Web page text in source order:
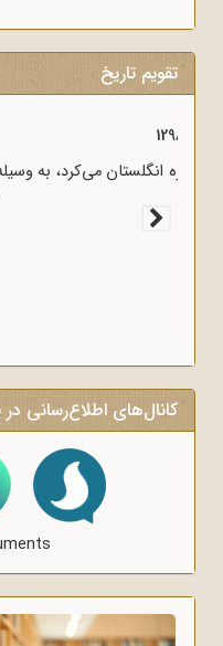
تقویم تاریخ
قرارداد 1919 که
وثوق‌الدوله با انگلیسی‌ها
کانال‌های اطلاع‌رسانی در